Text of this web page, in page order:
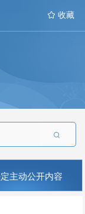
 收藏

主动公开内容